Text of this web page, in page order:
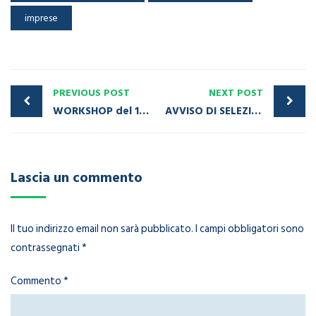
imprese
PREVIOUS POST
WORKSHOP del 10/05/2025 DGR 425/24 PASSI
NEXT POST
AVVISO DI SELEZIONE PER L’ASSEGNAZIONE DELLA BORSA DI ANIMAZIONE TERRITORIALE
Lascia un commento
Il tuo indirizzo email non sarà pubblicato.I campi obbligatori sono
contrassegnati*
Commento*